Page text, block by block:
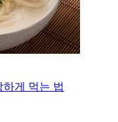
하게 먹는 법